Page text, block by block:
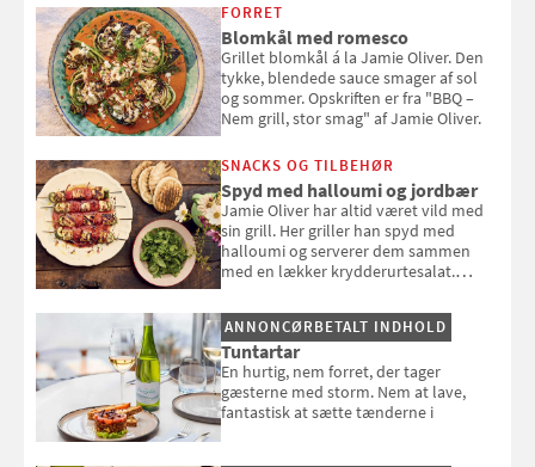
FORRET
Blomkål med romesco
Grillet blomkål á la Jamie Oliver. Den
tykke, blendede sauce smager af sol
og sommer. Opskriften er fra "BBQ –
Nem grill, stor smag" af Jamie Oliver.
SNACKS OG TILBEHØR
Spyd med halloumi og jordbær
Jamie Oliver har altid været vild med
sin grill. Her griller han spyd med
halloumi og serverer dem sammen
med en lækker krydderurtesalat.
smag" af Jamie Oliver.
ANNONCØRBETALT INDHOLD
Tuntartar
En hurtig, nem forret, der tager
gæsterne med storm. Nem at lave,
fantastisk at sætte tænderne i